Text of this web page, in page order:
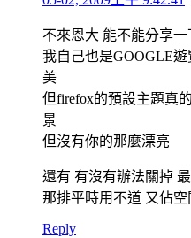
不來恩大 能不能分享
我自己也是GOOGLE
美
但firefox的預設主題真
景
但沒有你的那麼漂亮
還有 有沒有辦法關掉
那排平時用不道 又佔
Reply